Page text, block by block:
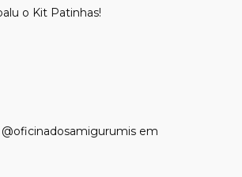
o Kit Patinhas!
em